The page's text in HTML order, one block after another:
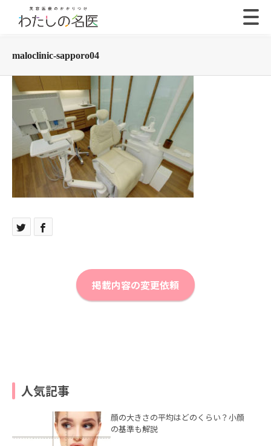
maloclinic-sapporo04
掲載内容の変更依頼
人気記事
顔の大きさの平均はどのくらい？小顔
の基準も解説